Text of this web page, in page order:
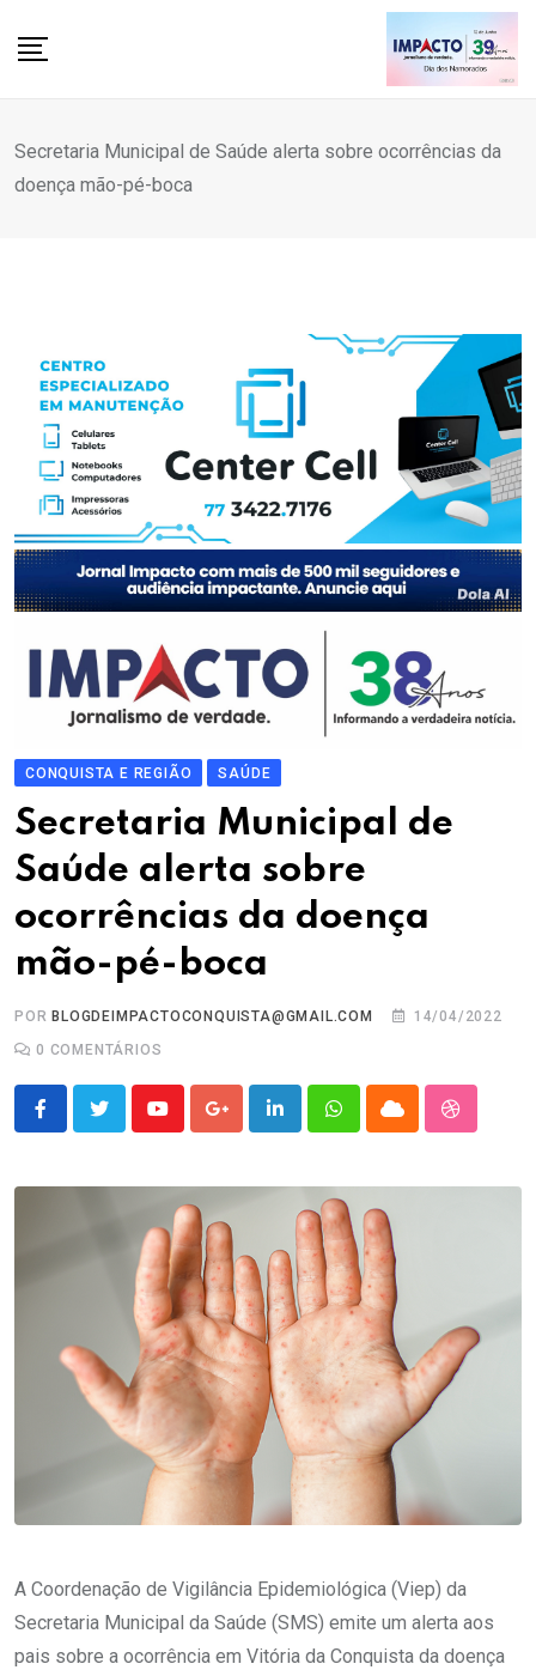
Secretaria Municipal de Saúde alerta sobre ocorrências da
doença mão-pé-boca
CONQUISTA E REGIÃO SAÚDE
Secretaria Municipal de
Saúde alerta sobre
ocorrências da doença
mão-pé-boca
POR BLOGDEIMPACTOCONQUISTA@GMAIL.COM
14/04/2022
0 COMENTÁRIOS
YoutubeGoogle+LinkedInWhatsappCloud
A Coordenação de Vigilância Epidemiológica (Viep) da
Secretaria Municipal da Saúde (SMS) emite um alerta aos
pais sobre a ocorrência em Vitória da Conquista da doença